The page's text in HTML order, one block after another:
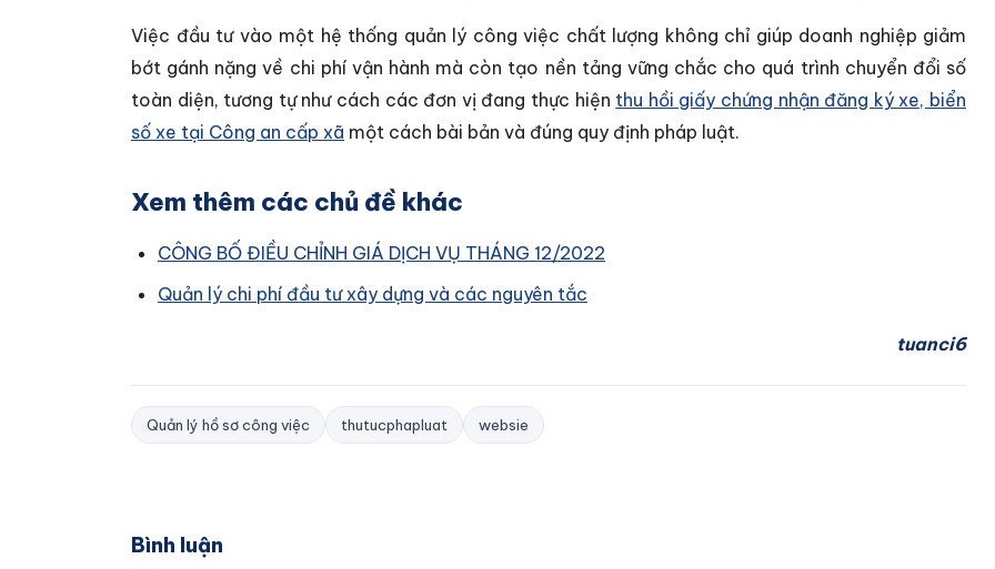
Việc đầu tư vào một hệ thống quản lý công việc chất lượng không chỉ giúp doanh nghiệp giảm
bớt gánh nặng về chi phí vận hành mà còn tạo nền tảng vững chắc cho quá trình chuyển đổi số
toàn diện, tương tự như cách các đơn vị đang thực hiện thu hồi giấy chứng nhận đăng ký xe, biển
số xe tại Công an cấp xã một cách bài bản và đúng quy định pháp luật.
Xem thêm các chủ đề khác
CÔNG BỐ ĐIỀU CHỈNH GIÁ DỊCH VỤ THÁNG 12/2022
Quản lý chi phí đầu tư xây dựng và các nguyên tắc
tuanci6
Quản lý hồ sơ công việc thutucphapluat websie
Bình luận